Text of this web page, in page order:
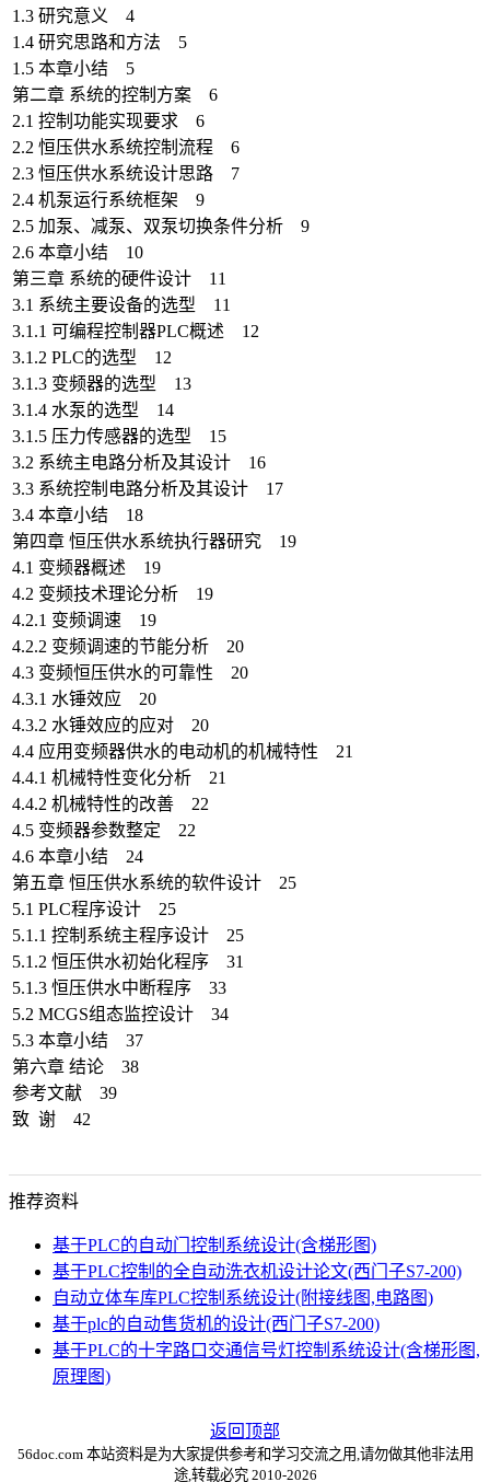
1.3 研究意义 4
1.4 研究思路和方法 5
1.5 本章小结 5
第二章 系统的控制方案 6
2.1 控制功能实现要求 6
2.2 恒压供水系统控制流程 6
2.3 恒压供水系统设计思路 7
2.4 机泵运行系统框架 9
2.5 加泵、减泵、双泵切换条件分析 9
2.6 本章小结 10
第三章 系统的硬件设计 11
3.1 系统主要设备的选型 11
3.1.1 可编程控制器PLC概述 12
3.1.2 PLC的选型 12
3.1.3 变频器的选型 13
3.1.4 水泵的选型 14
3.1.5 压力传感器的选型 15
3.2 系统主电路分析及其设计 16
3.3 系统控制电路分析及其设计 17
3.4 本章小结 18
第四章 恒压供水系统执行器研究 19
4.1 变频器概述 19
4.2 变频技术理论分析 19
4.2.1 变频调速 19
4.2.2 变频调速的节能分析 20
4.3 变频恒压供水的可靠性 20
4.3.1 水锤效应 20
4.3.2 水锤效应的应对 20
4.4 应用变频器供水的电动机的机械特性 21
4.4.1 机械特性变化分析 21
4.4.2 机械特性的改善 22
4.5 变频器参数整定 22
4.6 本章小结 24
第五章 恒压供水系统的软件设计 25
5.1 PLC程序设计 25
5.1.1 控制系统主程序设计 25
5.1.2 恒压供水初始化程序 31
5.1.3 恒压供水中断程序 33
5.2 MCGS组态监控设计 34
5.3 本章小结 37
第六章 结论 38
参考文献 39
致 谢 42
推荐资料
基于PLC的自动门控制系统设计(含梯形图)
基于PLC控制的全自动洗衣机设计论文(西门子S7-200)
自动立体车库PLC控制系统设计(附接线图,电路图)
基于plc的自动售货机的设计(西门子S7-200)
基于PLC的十字路口交通信号灯控制系统设计(含梯形图,
原理图)
返回顶部
56doc.com 本站资料是为大家提供参考和学习交流之用,请勿做其他非法用
途,转载必究 2010-2026